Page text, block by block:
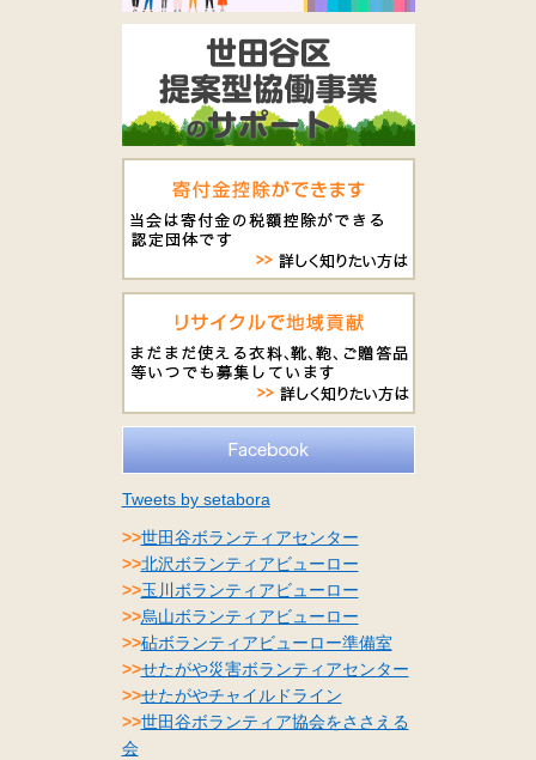
Tweets by setabora
>>世田谷ボランティアセンター
>>北沢ボランティアビューロー
>>玉川ボランティアビューロー
>>烏山ボランティアビューロー
>>砧ボランティアビューロー準備室
>>せたがや災害ボランティアセンター
>>せたがやチャイルドライン
>>世田谷ボランティア協会をささえる
会